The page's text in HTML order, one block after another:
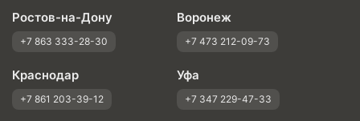
Ростов-на-Дону
+7 863 333-28-30
Воронеж
+7 473 212-09-73
Краснодар
+7 861 203-39-12
Уфа
+7 347 229-47-33